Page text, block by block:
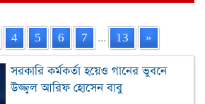
4 5 6 7 ... 13 »
সরকারি কর্মকর্তা হয়েও গানের ভুবনে
উজ্জ্বল আরিফ হোসেন বাবু